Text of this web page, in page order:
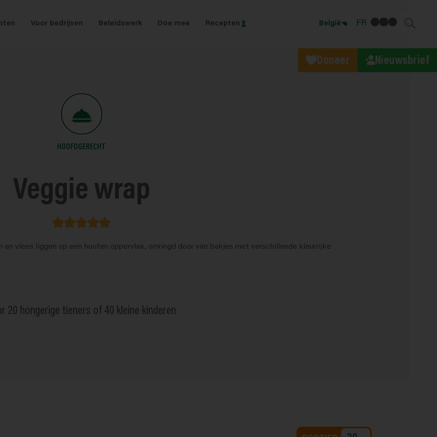
Voor bedrijven Beleidswerk Doe mee Recepten België FR facebook linkedin Instagram
Doneer Nieuwsbrief
HOOFDGERECHT
Veggie wrap
20 hongerige tieners of 40 kleine kinderen